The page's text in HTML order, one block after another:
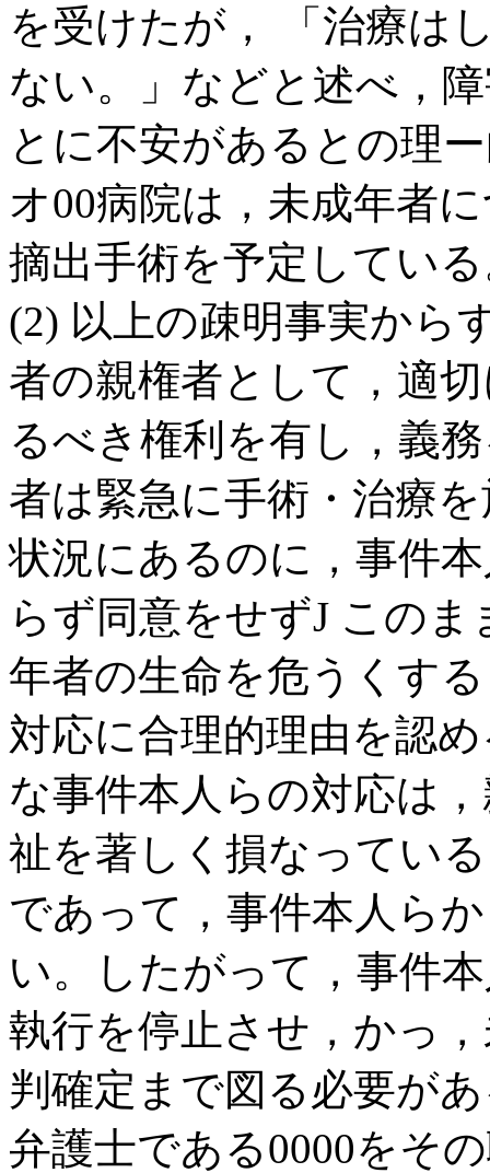
を受けたが， 「治療は
ない。」などと述べ，
とに不安があるとの理
オ00病院は，未成年者
摘出手術を予定してい
(2) 以上の疎明事実から
者の親権者として，適
るべき権利を有し，義
者は緊急に手術・治療
状況にあるのに，事件
らず同意をせずJ この
年者の生命を危うくす
対応に合理的理由を認
な事件本人らの対応は
祉を著しく損なってい
であって，事件本人ら
い。したがって，事件
執行を停止させ，かっ
判確定まで図る必要が
弁護士である0000をそ